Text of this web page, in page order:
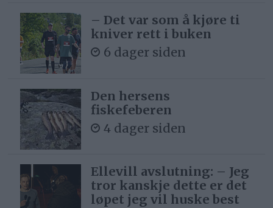
– Det var som å kjøre ti
kniver rett i buken
6 dager siden
Den hersens
fiskefeberen
4 dager siden
Ellevill avslutning: – Jeg
tror kanskje dette er det
løpet jeg vil huske best